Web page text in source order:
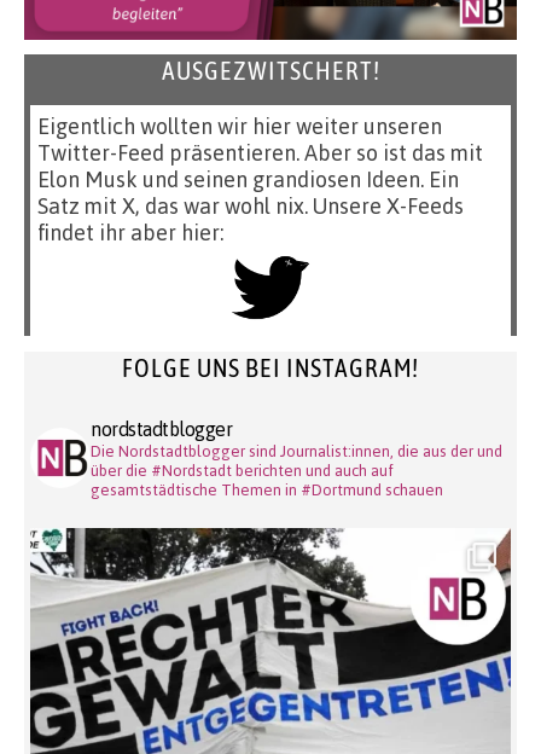
AUSGEZWITSCHERT!
Eigentlich wollten wir hier weiter unseren
Twitter-Feed präsentieren. Aber so ist das mit
Elon Musk und seinen grandiosen Ideen. Ein
Satz mit X, das war wohl nix. Unsere X-Feeds
findet ihr aber hier:
FOLGE UNS BEI INSTAGRAM!
nordstadtblogger
Die Nordstadtblogger sind Journalist:innen, die aus der und
über die #Nordstadt berichten und auch auf
gesamtstädtische Themen in #Dortmund schauen